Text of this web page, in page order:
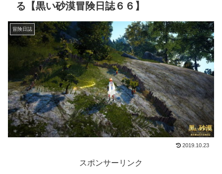
る【黒い砂漠冒険日誌６６】
冒険日誌
2019.10.23
スポンサーリンク